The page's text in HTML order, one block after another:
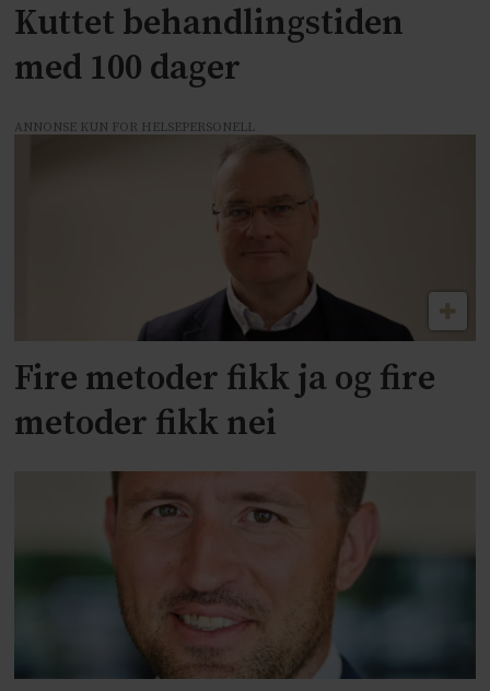
Kuttet behandlingstiden
med 100 dager
ANNONSE KUN FOR HELSEPERSONELL
Fire metoder fikk ja og fire
metoder fikk nei